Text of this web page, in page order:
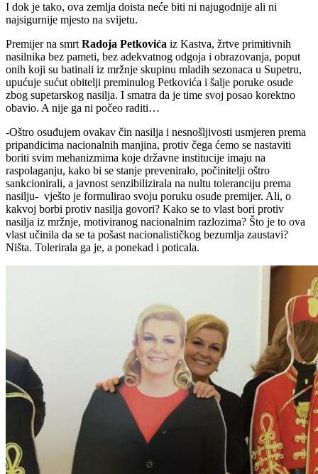
I dok je tako, ova zemlja doista neće biti ni najugodnije ali ni
najsigurnije mjesto na svijetu.
Premijer na smrtRadoja Petkovića iz Kastva, žrtve primitivnih
nasilnika bez pameti, bez adekvatnog odgoja i obrazovanja, poput
onih koji su batinali iz mržnje skupinu mladih sezonaca u Supetru,
upućuje sućut obitelji preminulog Petkovića i šalje poruke osude
zbog supetarskog nasilja. I smatra da je time svoj posao korektno
obavio. A nije ga ni počeo raditi…
-Oštro osuđujem ovakav čin nasilja i nesnošljivosti usmjeren prema
pripandicima nacionalnih manjina, protiv čega ćemo se nastaviti
boriti svim mehanizmima koje državne institucije imaju na
raspolaganju, kako bi se stanje preveniralo, počinitelji oštro
sankcionirali, a javnost senzibilizirala na nultu toleranciju prema
nasilju- vješto je formulirao svoju poruku osude premijer. Ali, o
kakvoj borbi protiv nasilja govori? Kako se to vlast bori protiv
nasilja iz mržnje, motiviranog nacionalnim razlozima? Što je to ova
vlast učinila da se ta pošast nacionalističkog bezumlja zaustavi?
Ništa. Tolerirala ga je, a ponekad i poticala.